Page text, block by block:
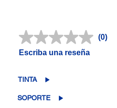
Sin
(0)
Escriba una reseña
TINTA
SOPORTE